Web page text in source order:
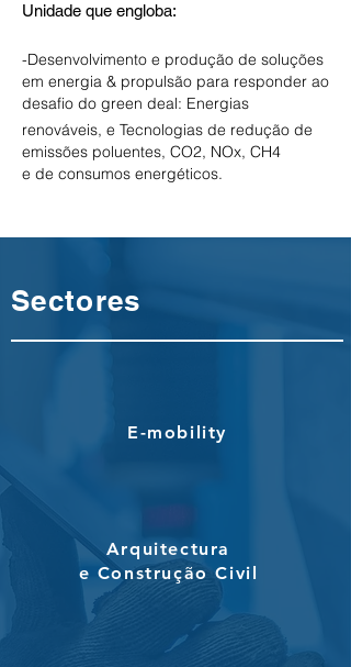
Unidade que engloba:
-Desenvolvimento e produção de soluções
em energia & propulsão para responder ao
desafio do green deal: Energias
renováveis, e Tecnologias de redução de
emissões poluentes, CO2, NOx, CH4
e de consumos energéticos.
Sectores
E-mobility
Arquitectura
e Construção Civil